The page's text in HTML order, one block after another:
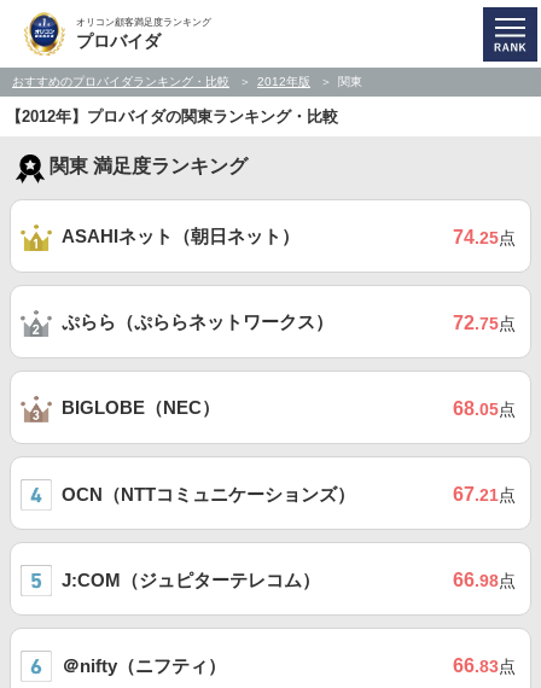
オリコン顧客満足度ランキング
プロバイダ
おすすめのプロバイダランキング・比較 2012年版 関東
【2012年】プロバイダの関東ランキング・比較
関東 満足度ランキング
ASAHIネット（朝日ネット） 74.25点
ぷらら（ぷららネットワークス） 72.75点
BIGLOBE（NEC） 68.05点
OCN（NTTコミュニケーションズ） 67.21点
J:COM（ジュピターテレコム） 66.98点
＠nifty（ニフティ） 66.83点